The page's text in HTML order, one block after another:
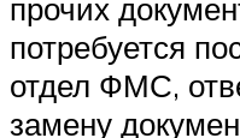
прочих
потребуется
отдел ФМС,
замену